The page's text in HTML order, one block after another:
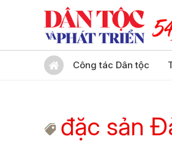
Công tác Dân tộc
đặc sản